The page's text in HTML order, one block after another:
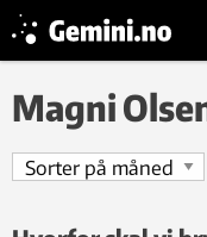
Magni